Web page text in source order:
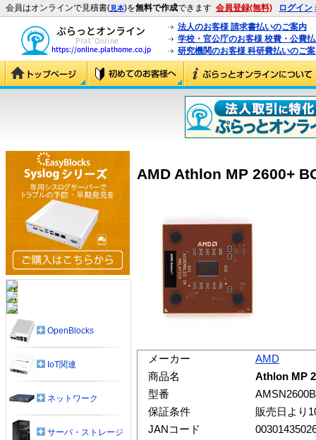
会員はオンラインで見積書(見本)を無料で作成できます 会員登録(無料) ログイン
法人のお客様 請求書払いのご案内
学校・官公庁のお客様 校費・公費
研究機関のお客様 科研費払いのご
AMD Athlon MP 2600+
メーカー
AMD
商品名
Athlon MP
型番
保証条件
販売日より
JANコード
OpenBlocks
IoT関連
ネットワーク
サーバ・ストレージ